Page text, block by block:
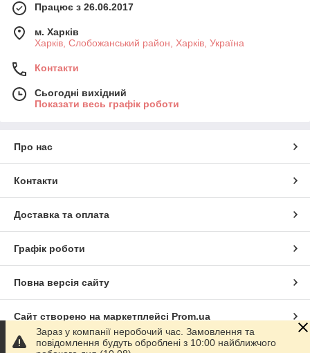
Працює з 26.06.2017
м. Харків
Харків, Слобожанський район, Харків, Україна
Контакти
Сьогодні вихідний
Показати весь графік роботи
Про нас
Контакти
Доставка та оплата
Графік роботи
Повна версія сайту
Сайт створено на маркетплейсі Prom.ua
Політика конфіденційності
Зараз у компанії неробочий час. Замовлення та
повідомлення будуть оброблені з 10:00 найближчого